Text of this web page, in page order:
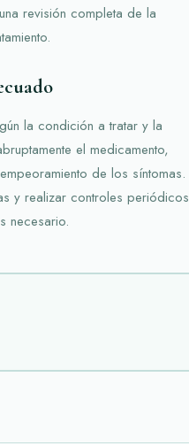
revisión completa de la
la condición a tratar y la
el medicamento,
de los síntomas.
y realizar controles periódicos
necesario.